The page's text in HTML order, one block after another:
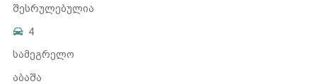
შესრულებულია
4
სამეგრელო
აბაშა